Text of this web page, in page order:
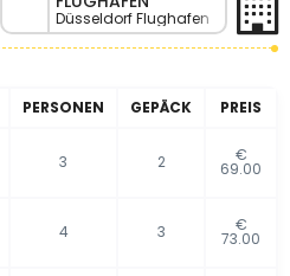
Düsseldorf Flughafen
PERSONEN GEPÄCK
PREIS
3 2 €
69.00
4 3 €
73.00